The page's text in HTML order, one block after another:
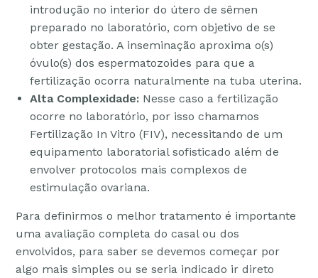
introdução no interior do útero de sêmen
preparado no laboratório, com objetivo de se
obter gestação. A inseminação aproxima o(s)
óvulo(s) dos espermatozoides para que a
fertilização ocorra naturalmente na tuba uterina.
Alta Complexidade: Nesse caso a fertilização
ocorre no laboratório, por isso chamamos
Fertilização In Vitro (FIV), necessitando de um
equipamento laboratorial sofisticado além de
envolver protocolos mais complexos de
estimulação ovariana.
Para definirmos o melhor tratamento é importante
uma avaliação completa do casal ou dos
envolvidos, para saber se devemos começar por
algo mais simples ou se seria indicado ir direto